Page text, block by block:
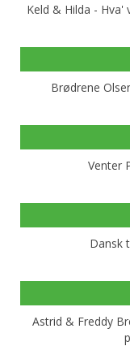
Keld & Hilda - Hva'
Brødrene
Venter
Dansk
Astrid & Freddy